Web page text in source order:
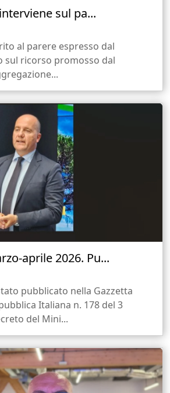
sul pa...
al parere espresso dal
sul ricorso promosso dal
aprile 2026. Pu...
pubblicato nella Gazzetta
Italiana n. 178 del 3
del Mini...